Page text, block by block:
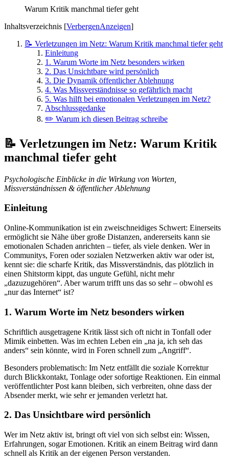
Warum Kritik manchmal tiefer geht
Inhaltsverzeichnis [VerbergenAnzeigen]
📝 Verletzungen im Netz: Warum Kritik manchmal tiefer geht
Einleitung
1. Warum Worte im Netz besonders wirken
2. Das Unsichtbare wird persönlich
3. Die Dynamik öffentlicher Ablehnung
4. Was Missverständnisse so gefährlich macht
5. Was hilft bei emotionalen Verletzungen im Netz?
Abschlussgedanke
✏️ Warum ich diesen Beitrag schreibe
📝 Verletzungen im Netz: Warum Kritik
manchmal tiefer geht
Psychologische Einblicke in die Wirkung von Worten,
Missverständnissen & öffentlicher Ablehnung
Einleitung
Online-Kommunikation ist ein zweischneidiges Schwert: Einerseits
ermöglicht sie Nähe über große Distanzen, andererseits kann sie
emotionalen Schaden anrichten – tiefer, als viele denken. Wer in
Communitys, Foren oder sozialen Netzwerken aktiv war oder ist,
kennt sie: die scharfe Kritik, das Missverständnis, das plötzlich in
einen Shitstorm kippt, das ungute Gefühl, nicht mehr
„dazuzugehören“. Aber warum trifft uns das so sehr – obwohl es
„nur das Internet“ ist?
1. Warum Worte im Netz besonders wirken
Schriftlich ausgetragene Kritik lässt sich oft nicht in Tonfall oder
Mimik einbetten. Was im echten Leben ein „na ja, ich seh das
anders“ sein könnte, wird in Foren schnell zum „Angriff“.
Besonders problematisch: Im Netz entfällt die soziale Korrektur
durch Blickkontakt, Tonlage oder sofortige Reaktionen. Ein einmal
veröffentlichter Post kann bleiben, sich verbreiten, ohne dass der
Absender merkt, wie sehr er jemanden verletzt hat.
2. Das Unsichtbare wird persönlich
Wer im Netz aktiv ist, bringt oft viel von sich selbst ein: Wissen,
Erfahrungen, sogar Emotionen. Kritik an einem Beitrag wird dann
schnell als Kritik an der eigenen Person verstanden.